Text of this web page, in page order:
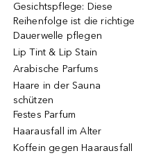
Gesichtspflege: Diese
Reihenfolge ist die richtige
Dauerwelle pflegen
Lip Tint & Lip Stain
Arabische Parfums
Haare in der Sauna
schützen
Festes Parfum
Haarausfall im Alter
Koffein gegen Haarausfall